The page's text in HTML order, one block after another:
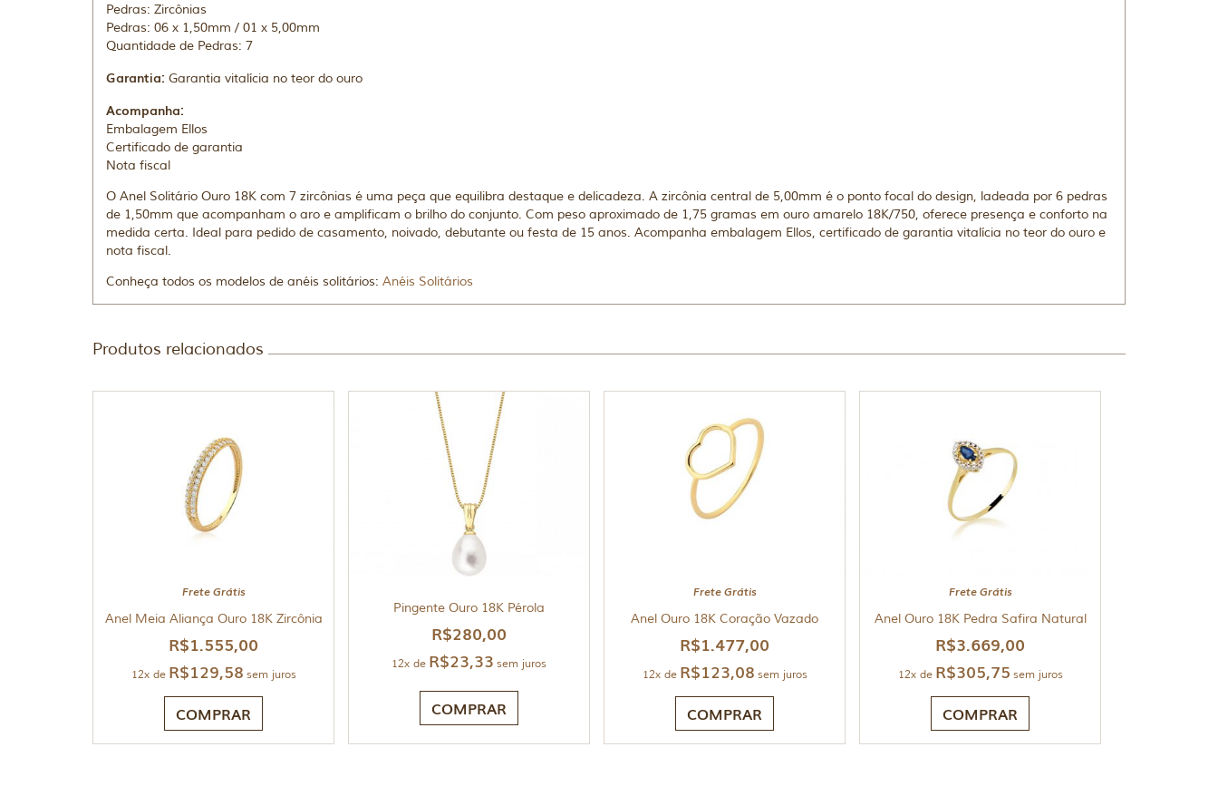
Pedras: Zircônias
Pedras: 06 x 1,50mm / 01 x 5,00mm
Quantidade de Pedras: 7
Garantia: Garantia vitalícia no teor do ouro
Acompanha:
Embalagem Ellos
Certificado de garantia
Nota fiscal
O Anel Solitário Ouro 18K com 7 zircônias é uma peça que equilibra destaque e delicadeza. A zircônia central de 5,00mm é o ponto focal do design, ladeada por 6 pedras
de 1,50mm que acompanham o aro e amplificam o brilho do conjunto. Com peso aproximado de 1,75 gramas em ouro amarelo 18K/750, oferece presença e conforto na
medida certa. Ideal para pedido de casamento, noivado, debutante ou festa de 15 anos. Acompanha embalagem Ellos, certificado de garantia vitalícia no teor do ouro e
nota fiscal.
Conheça todos os modelos de anéis solitários: Anéis Solitários
Produtos relacionados
Frete Grátis
Anel Meia Aliança Ouro 18K Zircônia
R$1.555,00
12x de R$129,58 sem juros
COMPRAR
Pingente Ouro 18K Pérola
R$280,00
12x de R$23,33 sem juros
COMPRAR
Frete Grátis
Anel Ouro 18K Coração Vazado
R$1.477,00
12x de R$123,08 sem juros
COMPRAR
Frete Grátis
Anel Ouro 18K Pedra Safira Natural
R$3.669,00
12x de R$305,75 sem juros
COMPRAR